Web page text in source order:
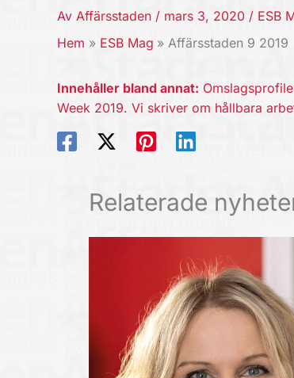
Av Affärsstaden / mars 3, 2020 / ESB
Hem
ESB Mag Affärsstaden 9 2019
Innehåller bland annat:
Week 2019. Vi skriver om hållbara
Relaterade